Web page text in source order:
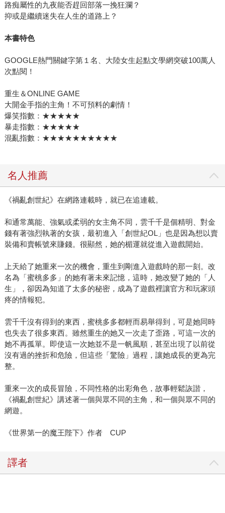
路痴屬性的九夜能否趕回部落一挽狂瀾？
抑或是繼續迷失在人生的道路上？
本書特色
GOOGLE熱門關鍵字第１名、大陸女生起點文學網突破100萬人
次點閱！
重生＆ONLINE GAME
大開金手指的主角！不可預料的劇情！
爆笑指數：★★★★★
暴走指數：★★★★★
混亂指數：★★★★★★★★★★
名人推薦
《禍亂創世紀》在網路連載時，就已在追連載。
和通常萬能、強氣或柔弱的女主角不同，雲千千是個精明、對金
錢有著強烈執著的女孩，最初進入「創世紀OL」也是因為想以賣
裝備和賣帳號來賺錢。很顯然，她的楣運就從進入遊戲開始。
上天給了她重來一次的機會，重生到剛進入遊戲時的那一刻。改
名為「蜜桃多多」的她有著未來記憶，這時，她改變了她的「人
生」，卻因為知道了太多的秘密，成為了遊戲裡讓官方和玩家頭
疼的情報犯。
雲千千沒有得到的東西，蜜桃多多都輕而易舉得到，可是她同時
也失去了很多東西。雖然重生的她又一次走了歪路，可這一次的
她不再孤單。即使這一次她並不是一帆風順，甚至出現了以前從
沒有過的挫折和危險，但這些「驚險」過程，讓她成長的更為完
整。
重來一次的成長冒險，不同性格的出彩角色，故事輕鬆詼諧，
《禍亂創世紀》講述著一個與眾不同的主角，和一個與眾不同的
網遊。
《世界第一的魔王陛下》作者 CUP
譯者